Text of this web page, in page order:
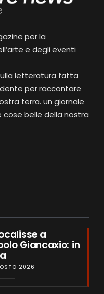
per la
e degli eventi
letteratura fatta
per raccontare
terra. un giornale
belle della nostra
a
Giancaxio: in
2026